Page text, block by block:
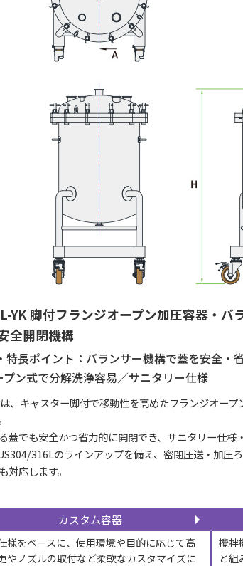
YK 脚付フランジオープン加圧容器・
全開閉機構
特長ポイント：バランサー機構で蓋を安全・
プン式で分解洗浄容易／サニタリー仕様
、キャスター脚付で移動性を高めたフランジオー
蓋でも安全かつ省力的に開閉でき、サニタリー仕
316Lのラインアップを備え、密閉圧送・加圧
対応します。
カスタム容器
様をベースに、使用環境や目的に応じて高
やノズルの取付など柔軟なカスタマイズに
攪拌
と組